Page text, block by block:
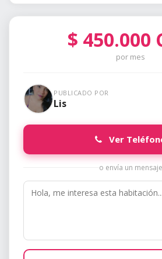
$ 450.000
por mes
PUBLICADO POR
Lis
Ver
o envía un mensaje